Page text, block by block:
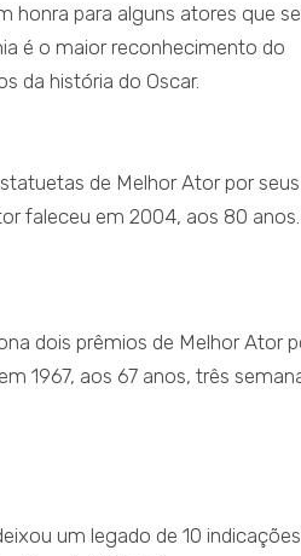
honra para alguns atores que se
é o maior reconhecimento do
da história do Oscar.
de Melhor Ator por seus
faleceu em 2004, aos 80 anos.
dois prêmios de Melhor Ator
1967, aos 67 anos, três
um legado de 10